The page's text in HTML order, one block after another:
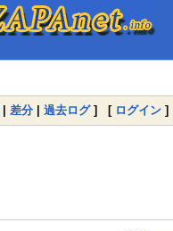
| 差分 | 過去ログ] [ ログイン ]